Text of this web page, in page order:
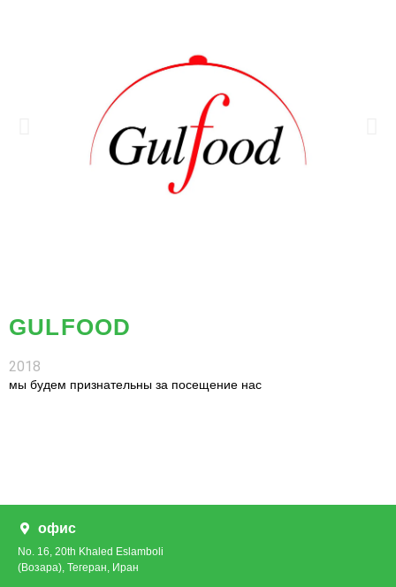
GULFOOD
2018
мы будем признательны за посещение нас
офис
No. 16, 20th Khaled Eslamboli
(Возара), Тегеран, Иран